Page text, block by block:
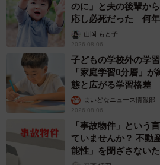
のに」と夫の後輩か
応し必死だった 何
出し…山岡 もと子
2026.08.06
子どもの学校外の学
「家庭学習0分層」
態と広がる学習格差
まいどなニュース情報部
2026.08.06
「事故物件」という
ていませんか？ 不動
能性」を閉ざさない